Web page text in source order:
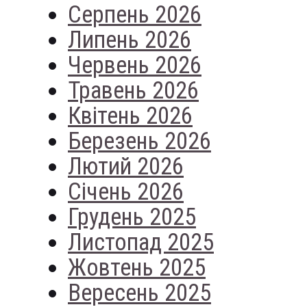
Серпень 2026
Липень 2026
Червень 2026
Травень 2026
Квітень 2026
Березень 2026
Лютий 2026
Січень 2026
Грудень 2025
Листопад 2025
Жовтень 2025
Вересень 2025